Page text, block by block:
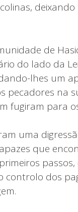
de
do lado da
lhes um
na
fugiram para
uma
que
controlo dos